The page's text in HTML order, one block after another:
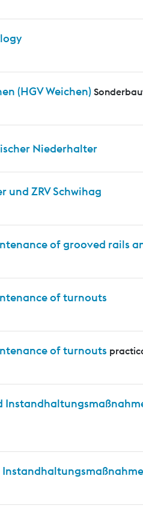
(HGV Weichen)
Niederhalter
und ZRV Schwihag
of grooved rails
of turnouts
of turnouts